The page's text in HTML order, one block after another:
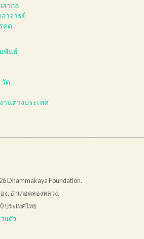
สากล
าจารย์
คด
พันธ์
ด
นต่างประเทศ
Dhammakaya Foundation.
ง, อำเภอคลองหลวง,
ประเทศไทย
นตัว